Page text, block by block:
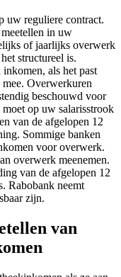
uw reguliere contract.
in uw
of jaarlijks overwerk
structureel is.
als het past
Overwerkuren
beschouwd voor
op uw salarisstrook
van de afgelopen 12
Sommige banken
voor overwerk.
overwerk meenemen.
van de afgelopen 12
Rabobank neemt
zijn.
van